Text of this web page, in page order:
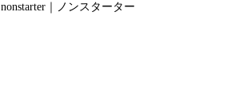
nonstarter｜ノンスターター